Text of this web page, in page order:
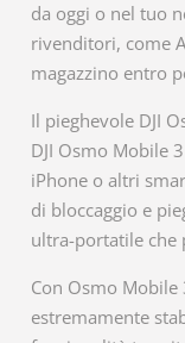
da oggi o nel tuo
rivenditori, come
magazzino entro
Il pieghevole DJI
DJI Osmo Mobile
iPhone o altri
di bloccaggio e
ultra-portatile che
Con Osmo
estremamente